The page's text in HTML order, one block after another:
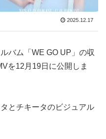
2025.12.17
バム「WE GO UP」の収
を12月19日に公開しま
とチキータのビジュアル